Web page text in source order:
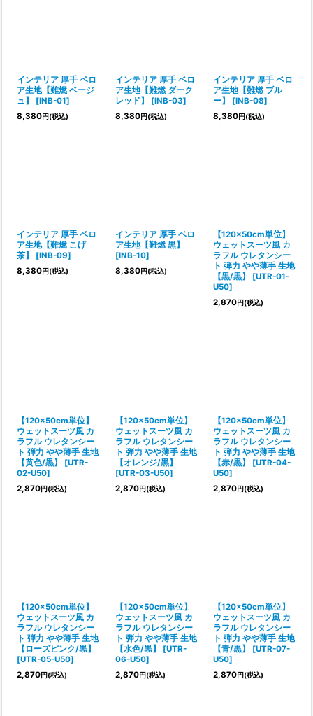
インテリア 厚手 ベロ
ア生地【難燃 ベージ
ュ】
[INB-01]
8,380円(税込)
インテリア 厚手 ベロ
ア生地【難燃 ダーク
レッド】
[INB-03]
8,380円(税込)
インテリア 厚手 ベロ
ア生地【難燃 ブル
ー】
[INB-08]
8,380円(税込)
インテリア 厚手 ベロ
ア生地【難燃 こげ
茶】
[INB-09]
8,380円(税込)
インテリア 厚手 ベロ
ア生地【難燃 黒】
[INB-10]
8,380円(税込)
【120×50cm単位】
ウェットスーツ風 カ
ラフル ウレタンシー
ト 弾力 やや薄手 生地
【黒/黒】
[UTR-01-
U50]
2,870円(税込)
【120×50cm単位】
ウェットスーツ風 カ
ラフル ウレタンシー
ト 弾力 やや薄手 生地
【黄色/黒】
[UTR-
02-U50]
2,870円(税込)
【120×50cm単位】
ウェットスーツ風 カ
ラフル ウレタンシー
ト 弾力 やや薄手 生地
【オレンジ/黒】
[UTR-03-U50]
2,870円(税込)
【120×50cm単位】
ウェットスーツ風 カ
ラフル ウレタンシー
ト 弾力 やや薄手 生地
【赤/黒】
[UTR-04-
U50]
2,870円(税込)
【120×50cm単位】
ウェットスーツ風 カ
ラフル ウレタンシー
ト 弾力 やや薄手 生地
【ローズピンク/黒】
[UTR-05-U50]
2,870円(税込)
【120×50cm単位】
ウェットスーツ風 カ
ラフル ウレタンシー
ト 弾力 やや薄手 生地
【水色/黒】
[UTR-
06-U50]
2,870円(税込)
【120×50cm単位】
ウェットスーツ風 カ
ラフル ウレタンシー
ト 弾力 やや薄手 生地
【青/黒】
[UTR-07-
U50]
2,870円(税込)